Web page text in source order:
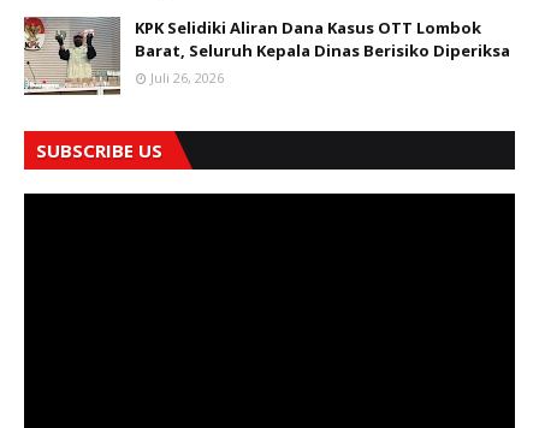
KPK Selidiki Aliran Dana Kasus OTT Lombok
Barat, Seluruh Kepala Dinas Berisiko Diperiksa
Juli 26, 2026
SUBSCRIBE US